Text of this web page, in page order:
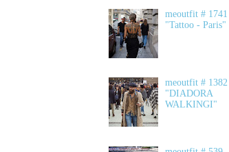
meoutfit # 1741
"Tattoo - Paris"
meoutfit # 1382
"DIADORA
WALKINGI"